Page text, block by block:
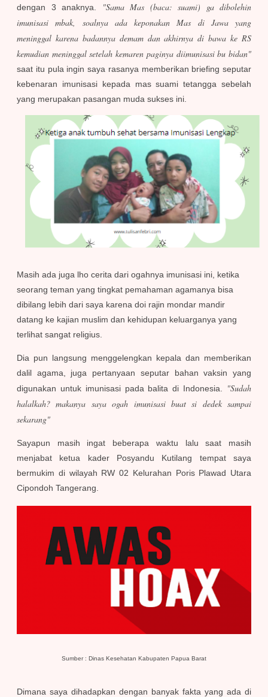
dengan 3 anaknya.
"Sama Mas (baca: suami) ga dibolehin
imunisasi mbak, soalnya ada keponakan Mas di Jawa yang
meninggal karena badannya demam dan akhirnya di bawa ke RS
kemudian meninggal setelah kemaren paginya diimunisasi bu bidan"
saat itu pula ingin saya rasanya memberikan briefing seputar
kebenaran imunisasi kepada mas suami tetangga sebelah
yang merupakan pasangan muda sukses ini.
Masih ada juga lho cerita dari ogahnya imunisasi ini, ketika
seorang teman yang tingkat pemahaman agamanya bisa
dibilang lebih dari saya karena doi rajin mondar mandir
datang ke kajian muslim dan kehidupan keluarganya yang
terlihat sangat religius.
Dia pun langsung menggelengkan kepala dan memberikan
dalil agama, juga pertanyaan seputar bahan vaksin yang
digunakan untuk imunisasi pada balita di Indonesia.
"Sudah
halalkah? makanya saya ogah imunisasi buat si dedek sampai
sekarang"
Sayapun masih ingat beberapa waktu lalu saat masih
menjabat ketua kader Posyandu Kutilang tempat saya
bermukim di wilayah RW 02 Kelurahan Poris Plawad Utara
Cipondoh Tangerang.
Sumber : Dinas Kesehatan Kabupaten Papua Barat
Dimana saya dihadapkan dengan banyak fakta yang ada di